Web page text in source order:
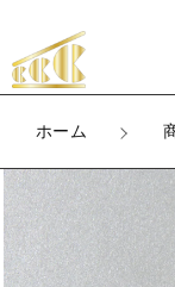
ホーム
カートに商品を
お気に入り
親カテゴリ